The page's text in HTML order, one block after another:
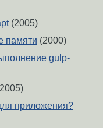
(2005)
памяти (2000)
gulp-
приложения?